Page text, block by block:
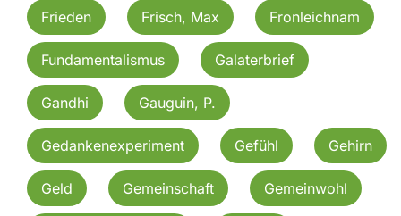
Frieden Frisch, Max Fronleichnam
Fundamentalismus Galaterbrief
Gandhi Gauguin, P.
Gedankenexperiment Gefühl Gehirn
Geld Gemeinschaft Gemeinwohl